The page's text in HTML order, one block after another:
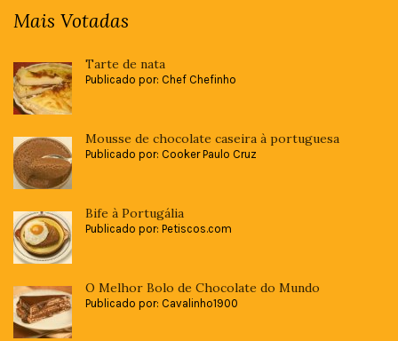
Mais Votadas
Tarte de nata
Publicado por: Chef Chefinho
Mousse de chocolate caseira à portuguesa
Publicado por: Cooker Paulo Cruz
Bife à Portugália
Publicado por: Petiscos.com
O Melhor Bolo de Chocolate do Mundo
Publicado por: Cavalinho1900